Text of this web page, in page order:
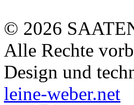
© 2026
Alle Rechte
Design und
leine-weber.net